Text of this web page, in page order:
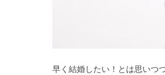
早く結婚したい！とは思いつ